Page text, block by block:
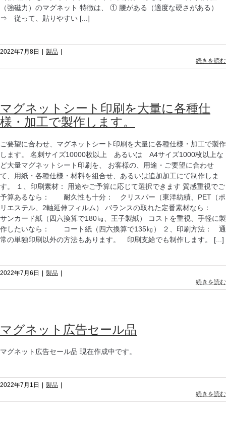
（強磁力）のマグネット 特徴は、 ① 腰がある（適度な硬さがある）
⇒ 従って、貼りやすい [...]
2022年7月8日 製品
続きを読む
マグネットシート印刷を大量に各種仕
様・加工で製作します。
ご要望に合わせ、マグネットシート印刷を大量に各種仕様・加工で製作
します。 名刺サイズ10000枚以上 あるいは A4サイズ1000枚以上な
ど大量マグネットシート印刷を、 お客様の、用途・ご要望に合わせ
て、用紙・各種仕様・材料を組合せ、あるいは追加加工にて制作しま
す。 １、印刷素材： 用途やご予算に応じて選択できます 質感重視でご
予算あるなら： 耐久性も十分： クリスパー（東洋紡績、PET（ポ
リエステル、2軸延伸フィルム） バランスの取れた定番素材なら：
サンカード紙（四六換算で180㎏、王子製紙） コストを重視、手軽に製
作したいなら： コート紙（四六換算で135㎏） ２、印刷方法： 通
常の単独印刷以外の方法もあります。 印刷支給でも制作します。 [...]
2022年7月6日 製品
続きを読む
マグネット広告セール品
マグネット広告セール品 現在作成中です。
2022年7月1日 製品
続きを読む